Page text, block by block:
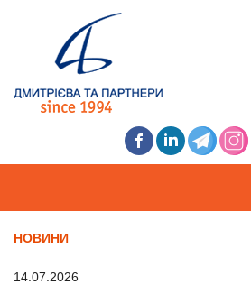
НОВИНИ
14.07.2026